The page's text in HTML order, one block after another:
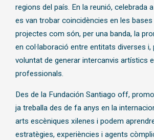
regions del país. En la reunió, celebrada
es van trobar coincidències en les
projectes com són, per una banda, la
en col·laboració entre entitats diverses i,
voluntat de generar intercanvis artístics
professionals.
Des de la Fundación Santiago off,
ja treballa des de fa anys en la
arts escèniques xilenes i podem
estratègies, experiències i agents